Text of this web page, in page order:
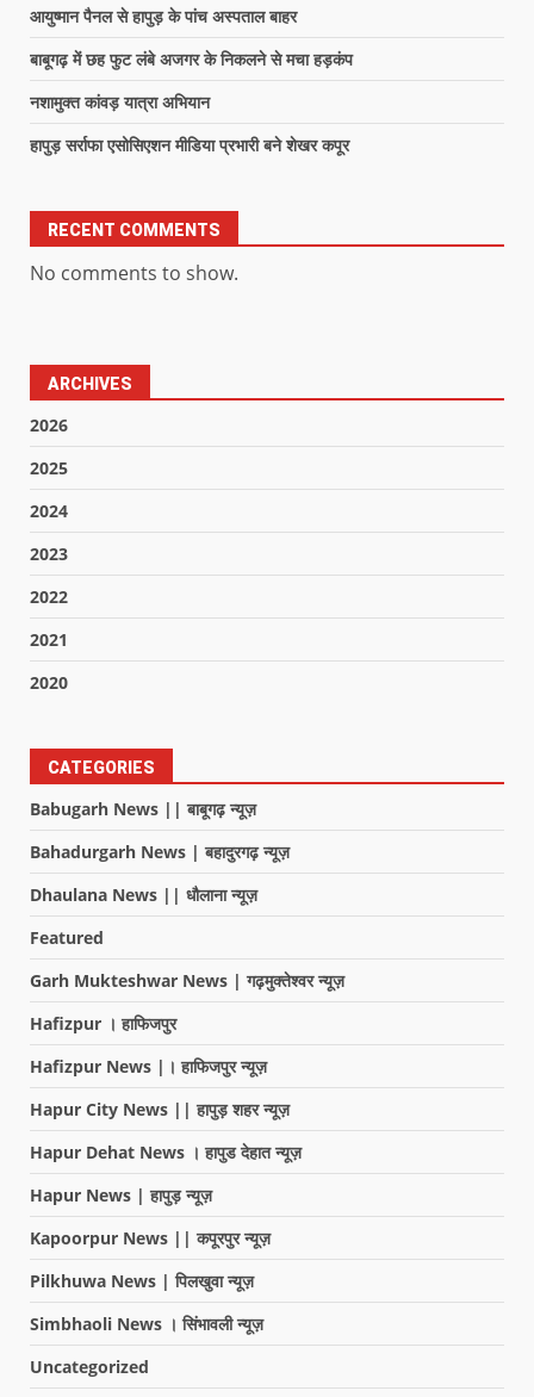
आयुष्मान पैनल से हापुड़ के पांच अस्पताल बाहर
बाबूगढ़ में छह फुट लंबे अजगर के निकलने से मचा हड़कंप
नशामुक्त कांवड़ यात्रा अभियान
हापुड़ सर्राफा एसोसिएशन मीडिया प्रभारी बने शेखर कपूर
RECENT COMMENTS
No comments to show.
ARCHIVES
2026
2025
2024
2023
2022
2021
2020
CATEGORIES
Babugarh News || बाबूगढ़ न्यूज़
Bahadurgarh News | बहादुरगढ़ न्यूज़
Dhaulana News || धौलाना न्यूज़
Featured
Garh Mukteshwar News | गढ़मुक्तेश्वर न्यूज़
Hafizpur । हाफिजपुर
Hafizpur News |। हाफिजपुर न्यूज़
Hapur City News || हापुड़ शहर न्यूज़
Hapur Dehat News । हापुड देहात न्यूज़
Hapur News | हापुड़ न्यूज़
Kapoorpur News || कपूरपुर न्यूज़
Pilkhuwa News | पिलखुवा न्यूज़
Simbhaoli News । सिंभावली न्यूज़
Uncategorized